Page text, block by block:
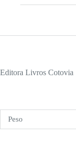
Editora Livros Cotovia
Peso